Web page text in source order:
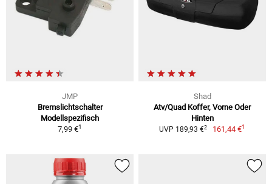
JMP
Bremslichtschalter
Modellspezifisch
7,99 €1
Shad
Atv/Quad Koffer, Vorne Oder
Hinten
UVP 189,93 €2 161,44 €1